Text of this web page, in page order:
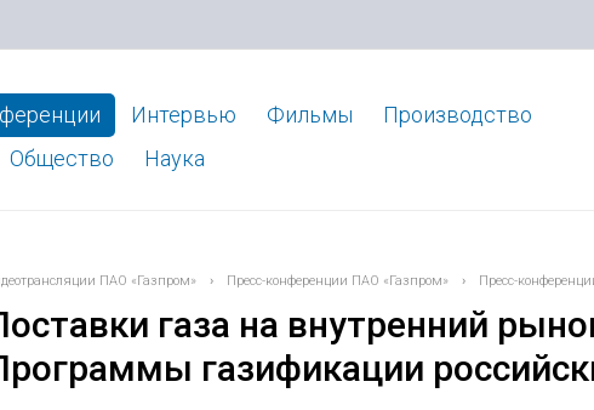
Интервью Фильмы
Производство
Общество Наука
ПАО «Газпром» › Пресс-конференции ПАО «Газпром» › Пресс-
газа на внутренний
газификации